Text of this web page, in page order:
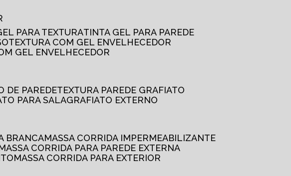
PARA TEXTURA
TINTA GEL PARA PAREDE
TEXTURA COM GEL ENVELHECEDOR
GEL ENVELHECEDOR
DE PAREDE
TEXTURA PAREDE GRAFIATO
PARA SALA
GRAFIATO EXTERNO
BRANCA
MASSA CORRIDA IMPERMEABILIZANTE
MASSA CORRIDA PARA PAREDE EXTERNA
MASSA CORRIDA PARA EXTERIOR